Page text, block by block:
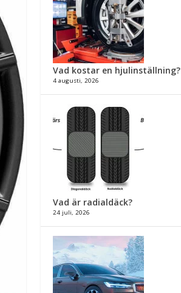
Vad kostar en hjulinställning?
4 augusti, 2026
Vad är radialdäck?
24 juli, 2026